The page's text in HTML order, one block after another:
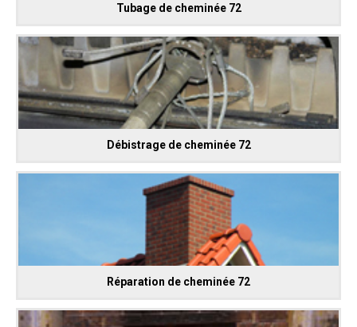
Tubage de cheminée 72
Débistrage de cheminée 72
Réparation de cheminée 72